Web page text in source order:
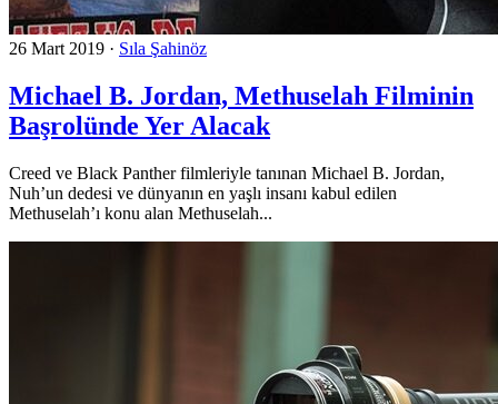
26 Mart 2019 · Sıla Şahinöz
Michael B. Jordan, Methuselah Filminin
Başrolünde Yer Alacak
Creed ve Black Panther filmleriyle tanınan Michael B. Jordan,
Nuh’un dedesi ve dünyanın en yaşlı insanı kabul edilen
Methuselah’ı konu alan Methuselah...